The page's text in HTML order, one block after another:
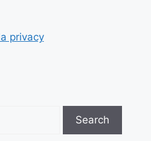
privacy
Search